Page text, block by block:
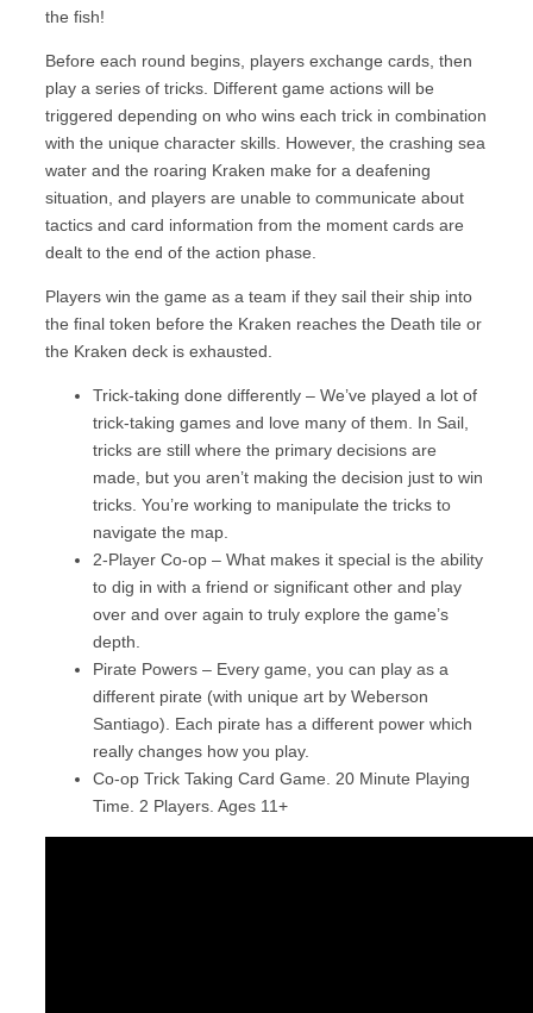
the fish!
Before each round begins, players exchange cards, then
play a series of tricks. Different game actions will be
triggered depending on who wins each trick in combination
with the unique character skills. However, the crashing sea
water and the roaring Kraken make for a deafening
situation, and players are unable to communicate about
tactics and card information from the moment cards are
dealt to the end of the action phase.
Players win the game as a team if they sail their ship into
the final token before the Kraken reaches the Death tile or
the Kraken deck is exhausted.
Trick-taking done differently – We’ve played a lot of
trick-taking games and love many of them. In Sail,
tricks are still where the primary decisions are
made, but you aren’t making the decision just to win
tricks. You’re working to manipulate the tricks to
navigate the map.
2-Player Co-op – What makes it special is the ability
to dig in with a friend or significant other and play
over and over again to truly explore the game’s
depth.
Pirate Powers – Every game, you can play as a
different pirate (with unique art by Weberson
Santiago). Each pirate has a different power which
really changes how you play.
Co-op Trick Taking Card Game. 20 Minute Playing
Time. 2 Players. Ages 11+